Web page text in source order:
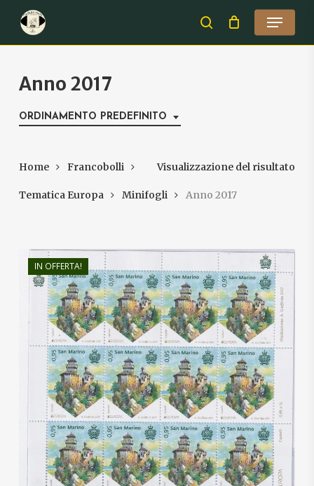
main
search
Menu
Anno 2017
ORDINAMENTO PREDEFINITO
Visualizzazione del risultato
Home Francobolli
Tematica Europa Minifogli Anno 2017
IN OFFERTA!
€58,00
€35,00
Close